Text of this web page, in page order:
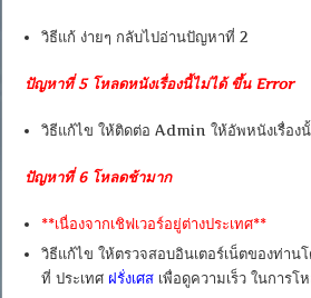
วิธีแก้ ง่ายๆ กลับไปอ่านปัญหาที่ 2
ปัญหาที่ 5 โหลดหนังเรื่องนี้ไม่ได้ ขึ้น Error
วิธีแก้ไข ให้ติดต่อ Admin ให้อัพหนังเรื่อง
ปัญหาที่ 6 โหลดช้ามาก
**เนื่องจากเชิฟเวอร์อยู่ต่างประเทศ**
วิธีแก้ไข ให้ตรวจสอบอินเตอร์เน็ตของท่าน
ที่ ประเทศ ฝรั่งเศส เพื่อดูความเร็ว ในการโ